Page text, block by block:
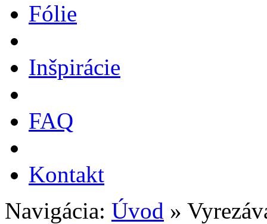
Fólie
Inšpirácie
FAQ
Kontakt
Navigácia: Úvod »